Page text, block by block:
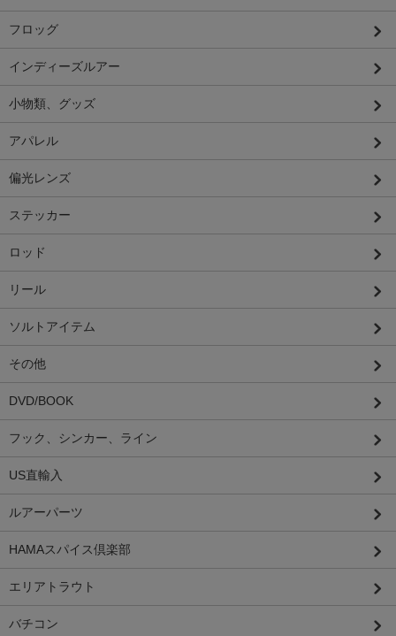
フロッグ
インディーズルアー
小物類、グッズ
アパレル
偏光レンズ
ステッカー
ロッド
リール
ソルトアイテム
その他
DVD/BOOK
フック、シンカー、ライン
US直輸入
ルアーパーツ
HAMAスパイス倶楽部
エリアトラウト
バチコン